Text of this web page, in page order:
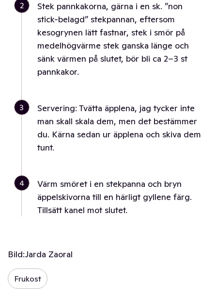
2
Stek pannkakorna, gärna i en sk. ”non
stick-belagd” stekpannan, eftersom
kesogrynen lätt fastnar, stek i smör på
medelhögvärme stek ganska länge och
sänk värmen på slutet, bör bli ca 2–3 st
pannkakor.
3
Servering: Tvätta äpplena, jag tycker inte
man skall skala dem, men det bestämmer
du. Kärna sedan ur äpplena och skiva dem
tunt.
4
Värm smöret i en stekpanna och bryn
äppelskivorna till en härligt gyllene färg.
Tillsätt kanel mot slutet.
Bild:Jarda Zaoral
Frukost